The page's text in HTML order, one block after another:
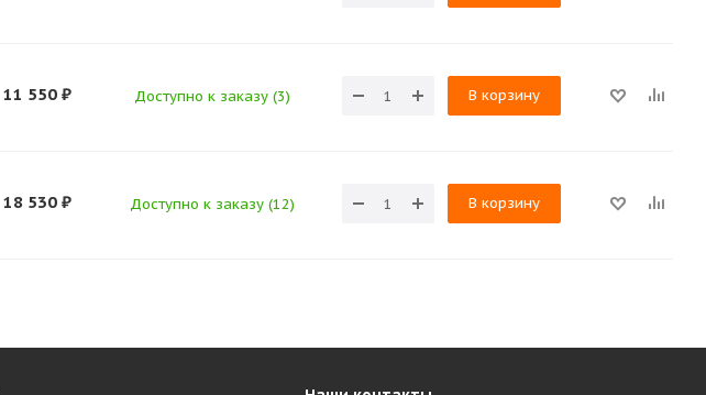
11 550 ₽ Доступно к заказу (3) В корзину
18 530 ₽ Доступно к заказу (12) В корзину